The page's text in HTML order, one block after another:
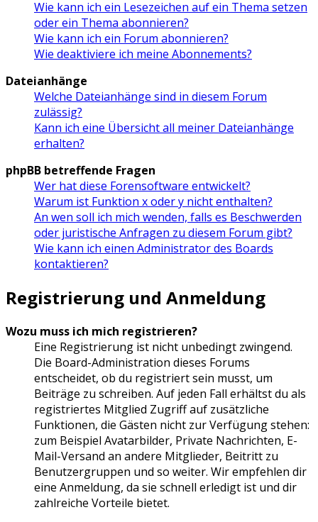
Wie kann ich ein Lesezeichen auf ein Thema setzen
oder ein Thema abonnieren?
Wie kann ich ein Forum abonnieren?
Wie deaktiviere ich meine Abonnements?
Dateianhänge
Welche Dateianhänge sind in diesem Forum
zulässig?
Kann ich eine Übersicht all meiner Dateianhänge
erhalten?
phpBB betreffende Fragen
Wer hat diese Forensoftware entwickelt?
Warum ist Funktion x oder y nicht enthalten?
An wen soll ich mich wenden, falls es Beschwerden
oder juristische Anfragen zu diesem Forum gibt?
Wie kann ich einen Administrator des Boards
kontaktieren?
Registrierung und Anmeldung
Wozu muss ich mich registrieren?
Eine Registrierung ist nicht unbedingt zwingend.
Die Board-Administration dieses Forums
entscheidet, ob du registriert sein musst, um
Beiträge zu schreiben. Auf jeden Fall erhältst du als
registriertes Mitglied Zugriff auf zusätzliche
Funktionen, die Gästen nicht zur Verfügung stehen:
zum Beispiel Avatarbilder, Private Nachrichten, E-
Mail-Versand an andere Mitglieder, Beitritt zu
Benutzergruppen und so weiter. Wir empfehlen dir
eine Anmeldung, da sie schnell erledigt ist und dir
zahlreiche Vorteile bietet.